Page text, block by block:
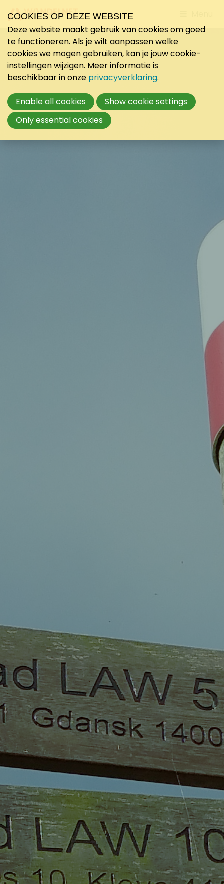
to
COOKIES OP DEZE WEBSITE
Deze website maakt gebruik van cookies om goed
te functioneren. Als je wilt aanpassen welke
cookies we mogen gebruiken, kan je jouw cookie-
instellingen wijzigen. Meer informatie is
beschikbaar in onze privacyverklaring.
Enable all cookies
Show cookie settings
Only essential cookies